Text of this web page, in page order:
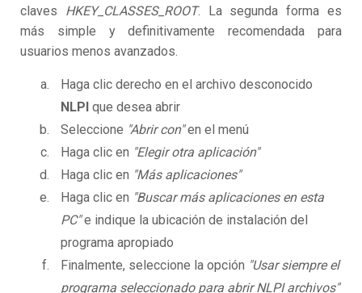
claves HKEY_CLASSES_ROOT. La segunda forma es
más simple y definitivamente recomendada para
usuarios menos avanzados.
Haga clic derecho en el archivo desconocido
NLPI que desea abrir
Seleccione "Abrir con"en el menú
Haga clic en "Elegir otra aplicación"
Haga clic en "Más aplicaciones"
Haga clic en "Buscar más aplicaciones en esta
PC"e indique la ubicación de instalación del
programa apropiado
Finalmente, seleccione la opción "Usar siempre el
programa seleccionado para abrir NLPI archivos"